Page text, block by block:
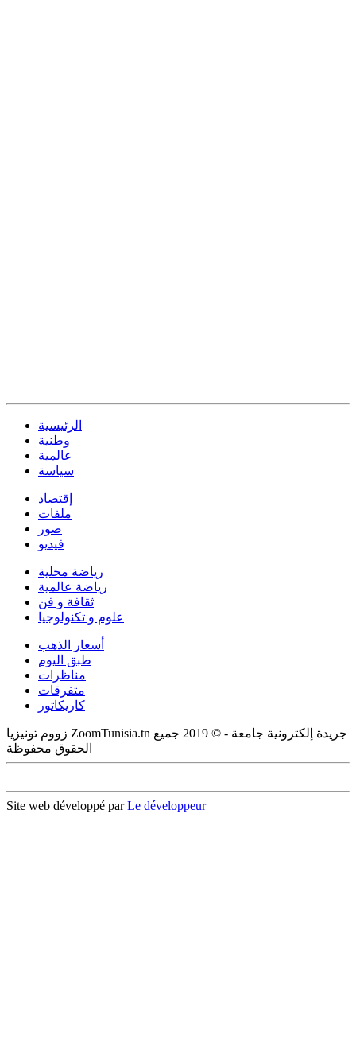
الرئيسية
وطنية
عالمية
سياسة
إقتصاد
ملفات
صور
فيديو
رياضة محلية
رياضة عالمية
ثقافة و فن
علوم و تكنولوجيا
أسعار الذهب
طبق اليوم
مناظرات
متفرقات
كاريكاتور
زووم تونيزيا ZoomTunisia.tn جريدة إلكترونية جامعة - © 2019 جميع
الحقوق محفوظة
Site web développé parLe développeur